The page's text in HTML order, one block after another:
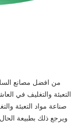
التعبئة والتغليف في
صناعة مواد التعبئة
ويرجع ذلك بطبيعة